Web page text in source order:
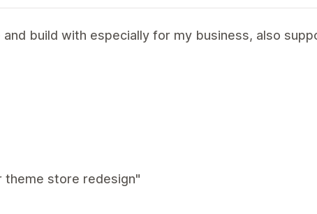
build with especially for my business, also
store redesign"